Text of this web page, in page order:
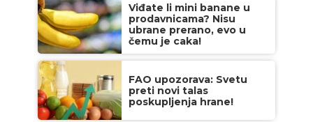
Viđate li mini banane u
prodavnicama? Nisu
ubrane prerano, evo u
čemu je caka!
FAO upozorava: Svetu
preti novi talas
poskupljenja hrane!